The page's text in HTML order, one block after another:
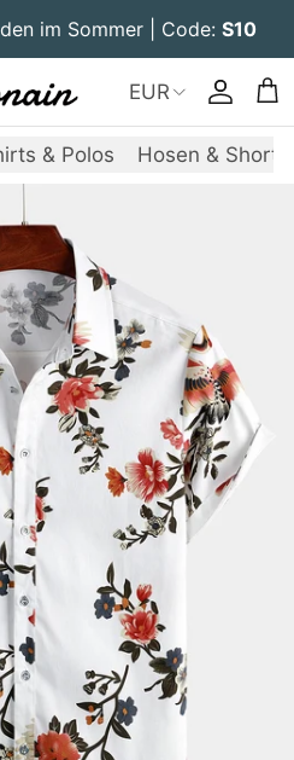
im Sommer | Code: S10
EUR Konto
& Polos Hosen & Shorts